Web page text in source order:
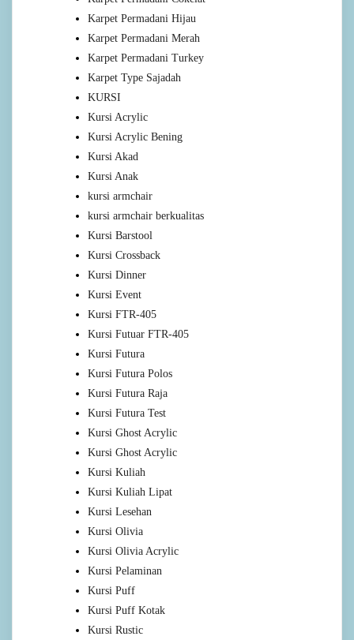
Karpet Permadani Hijau
Karpet Permadani Merah
Karpet Permadani Turkey
Karpet Type Sajadah
KURSI
Kursi Acrylic
Kursi Acrylic Bening
Kursi Akad
Kursi Anak
kursi armchair
kursi armchair berkualitas
Kursi Barstool
Kursi Crossback
Kursi Dinner
Kursi Event
Kursi FTR-405
Kursi Futuar FTR-405
Kursi Futura
Kursi Futura Polos
Kursi Futura Raja
Kursi Futura Test
Kursi Ghost Acrylic
Kursi Ghost Acrylic
Kursi Kuliah
Kursi Kuliah Lipat
Kursi Lesehan
Kursi Olivia
Kursi Olivia Acrylic
Kursi Pelaminan
Kursi Puff
Kursi Puff Kotak
Kursi Rustic